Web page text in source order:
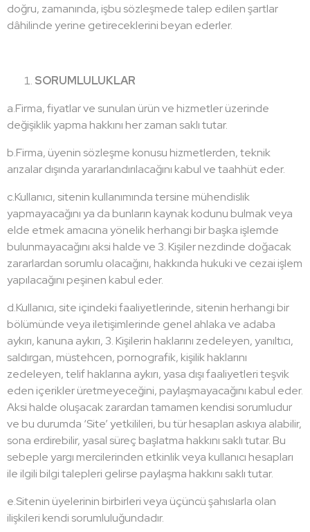
doğru, zamanında, işbu sözleşmede talep edilen şartlar
dâhilinde yerine getireceklerini beyan ederler.
SORUMLULUKLAR
a.Firma, fiyatlar ve sunulan ürün ve hizmetler üzerinde
değişiklik yapma hakkını her zaman saklı tutar.
b.Firma, üyenin sözleşme konusu hizmetlerden, teknik
arızalar dışında yararlandırılacağını kabul ve taahhüt eder.
c.Kullanıcı, sitenin kullanımında tersine mühendislik
yapmayacağını ya da bunların kaynak kodunu bulmak veya
elde etmek amacına yönelik herhangi bir başka işlemde
bulunmayacağını aksi halde ve 3. Kişiler nezdinde doğacak
zararlardan sorumlu olacağını, hakkında hukuki ve cezai işlem
yapılacağını peşinen kabul eder.
d.Kullanıcı, site içindeki faaliyetlerinde, sitenin herhangi bir
bölümünde veya iletişimlerinde genel ahlaka ve adaba
aykırı, kanuna aykırı, 3. Kişilerin haklarını zedeleyen, yanıltıcı,
saldırgan, müstehcen, pornografik, kişilik haklarını
zedeleyen, telif haklarına aykırı, yasa dışı faaliyetleri teşvik
eden içerikler üretmeyeceğini, paylaşmayacağını kabul eder.
Aksi halde oluşacak zarardan tamamen kendisi sorumludur
ve bu durumda ‘Site’ yetkilileri, bu tür hesapları askıya alabilir,
sona erdirebilir, yasal süreç başlatma hakkını saklı tutar. Bu
sebeple yargı mercilerinden etkinlik veya kullanıcı hesapları
ile ilgili bilgi talepleri gelirse paylaşma hakkını saklı tutar.
e.Sitenin üyelerinin birbirleri veya üçüncü şahıslarla olan
ilişkileri kendi sorumluluğundadır.